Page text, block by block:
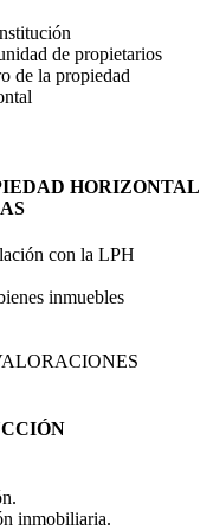
de propietarios
de la propiedad
HORIZONTAL
con la LPH
inmuebles
inmobiliaria.